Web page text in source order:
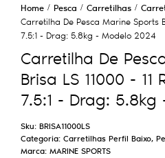
Home Pesca Carretilhas
Carretilha De Pesca Marine Sports
7.5:1 - Drag: 5.8kg - Modelo 2024
Carretilha De
Brisa LS 11000 - 11
7.5:1 - Drag:
Sku: BRISA11000LS
Categoria: Carretilhas Perfil Baixo,
Marca: MARINE SPORTS